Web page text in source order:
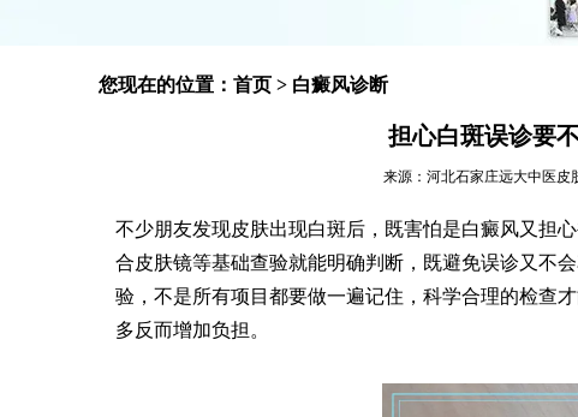
您现在的位置： 首页 > 白癜风诊断
担心白斑误诊要
来源：河北石家庄远大中医
不少朋友发现皮肤出现白斑后，既害怕是白癜风又担
合皮肤镜等基础查验就能明确判断，既避免误诊又不
验，不是所有项目都要做一遍记住，科学合理的检查
多反而增加负担。